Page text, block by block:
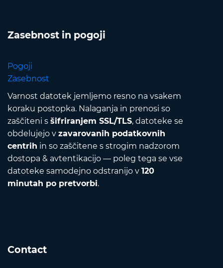
Zasebnost in pogoji
Pogoji
Zasebnost
Varnost datotek jemljemo resno na vsakem
koraku postopka. Nalaganja in prenosi so
zaščiteni s šifriranjem SSL/TLS, datoteke se
obdelujejo v zavarovanih podatkovnih
centrih in so zaščitene s strogim nadzorom
dostopa & avtentikacijo — poleg tega se vse
datoteke samodejno odstranijo v 120
minutah po pretvorbi.
Contact